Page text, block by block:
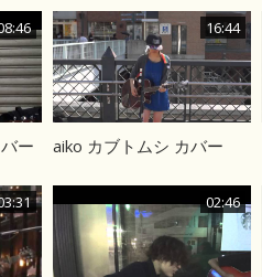
ー
16:44
aiko カブトムシ カバー
02:46